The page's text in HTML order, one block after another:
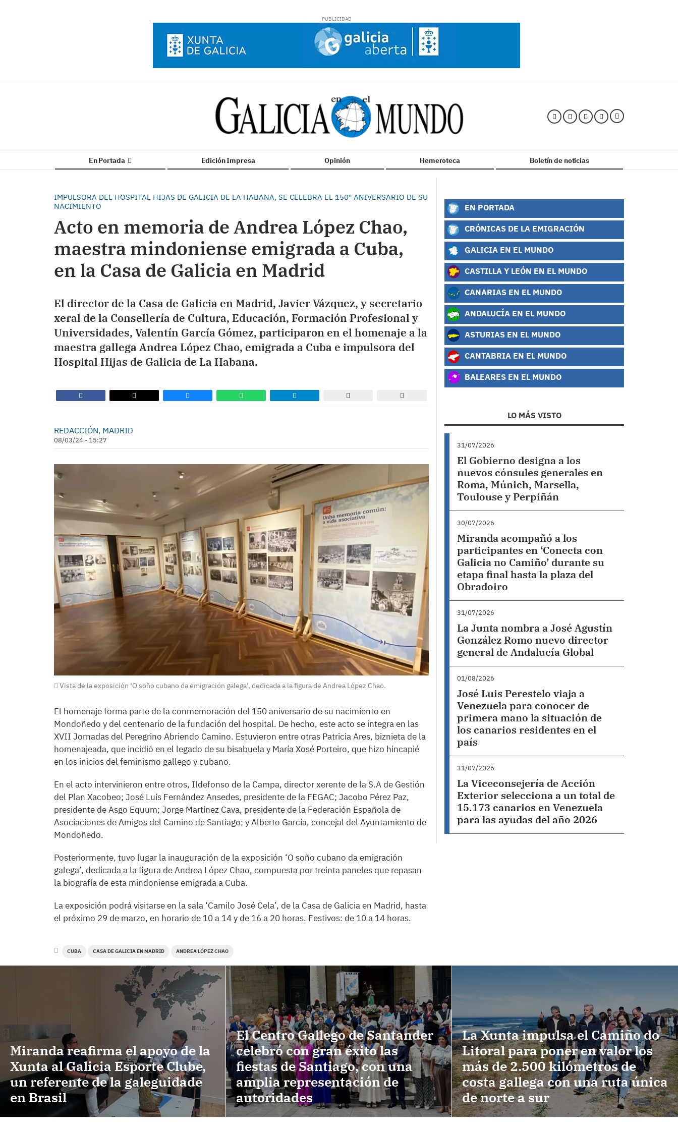
En Portada Edición Impresa Opinión Hemeroteca Boletín de noticias
IMPULSORA DEL HOSPITAL HIJAS DE GALICIA DE LA HABANA, SE CELEBRA EL 150º ANIVERSARIO DE SU
NACIMIENTO
Acto en memoria de Andrea López Chao,
maestra mindoniense emigrada a Cuba,
en la Casa de Galicia en Madrid
El director de la Casa de Galicia en Madrid, Javier Vázquez, y secretario
xeral de la Consellería de Cultura, Educación, Formación Profesional y
Universidades, Valentín García Gómez, participaron en el homenaje a la
maestra gallega Andrea López Chao, emigrada a Cuba e impulsora del
Hospital Hijas de Galicia de La Habana.
REDACCIÓN, MADRID
08/03/24 - 15:27
Vista de la exposición ‘O soño cubano da emigración galega’, dedicada a la figura de Andrea López Chao.
El homenaje forma parte de la conmemoración del 150 aniversario de su nacimiento en
Mondoñedo y del centenario de la fundación del hospital. De hecho, este acto se integra en las
XVII Jornadas del Peregrino Abriendo Camino. Estuvieron entre otras Patricia Ares, biznieta de la
homenajeada, que incidió en el legado de su bisabuela y María Xosé Porteiro, que hizo hincapié
en los inicios del feminismo gallego y cubano.
En el acto intervinieron entre otros, Ildefonso de la Campa, director xerente de la S.A de Gestión
del Plan Xacobeo; José Luís Fernández Ansedes, presidente de la FEGAC; Jacobo Pérez Paz,
presidente de Asgo Equum; Jorge Martínez Cava, presidente de la Federación Española de
Asociaciones de Amigos del Camino de Santiago; y Alberto García, concejal del Ayuntamiento de
Mondoñedo.
Posteriormente, tuvo lugar la inauguración de la exposición ‘O soño cubano da emigración
galega’, dedicada a la figura de Andrea López Chao, compuesta por treinta paneles que repasan
la biografía de esta mindoniense emigrada a Cuba.
La exposición podrá visitarse en la sala ‘Camilo José Cela’, de la Casa de Galicia en Madrid, hasta
el próximo 29 de marzo, en horario de 10 a 14 y de 16 a 20 horas. Festivos: de 10 a 14 horas.
CUBA CASA DE GALICIA EN MADRID ANDREA LÓPEZ CHAO
EN PORTADA
CRÓNICAS DE LA EMIGRACIÓN
GALICIA EN EL MUNDO
CASTILLA Y LEÓN EN EL MUNDO
CANARIAS EN EL MUNDO
ANDALUCÍA EN EL MUNDO
ASTURIAS EN EL MUNDO
CANTABRIA EN EL MUNDO
BALEARES EN EL MUNDO
LO MÁS VISTO
31/07/2026
El Gobierno designa a los
nuevos cónsules generales en
Roma, Múnich, Marsella,
Toulouse y Perpiñán
30/07/2026
Miranda acompañó a los
participantes en ‘Conecta con
Galicia no Camiño’ durante su
etapa final hasta la plaza del
Obradoiro
31/07/2026
La Junta nombra a José Agustín
González Romo nuevo director
general de Andalucía Global
01/08/2026
José Luis Perestelo viaja a
Venezuela para conocer de
primera mano la situación de
los canarios residentes en el
país
31/07/2026
La Viceconsejería de Acción
Exterior selecciona a un total de
15.173 canarios en Venezuela
para las ayudas del año 2026
Miranda reafirma el apoyo de la
Xunta al Galicia Esporte Clube,
un referente de la galeguidade
en Brasil
El Centro Gallego de Santander
celebró con gran éxito las
fiestas de Santiago, con una
amplia representación de
autoridades
La Xunta impulsa el Camiño do
Litoral para poner en valor los
más de 2.500 kilómetros de
costa gallega con una ruta única
de norte a sur